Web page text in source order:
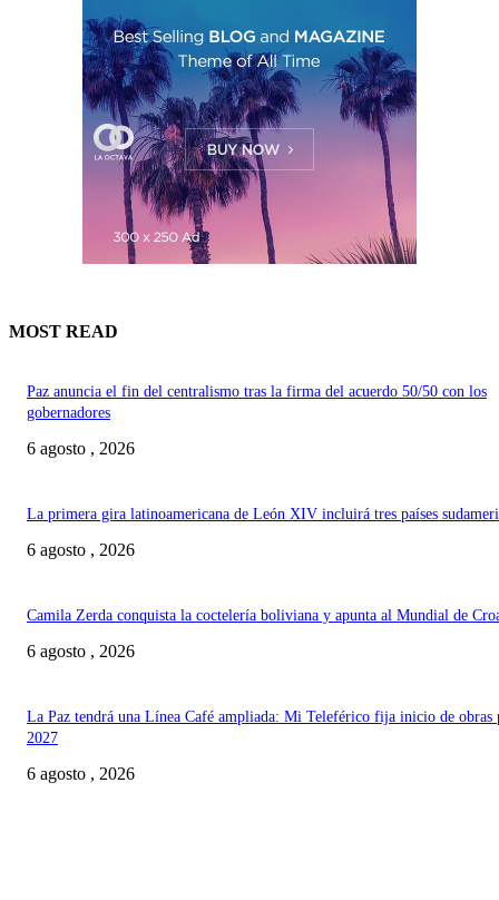
MOST READ
Paz anuncia el fin del centralismo tras la firma del acuerdo 50/50 con los
gobernadores
6 agosto , 2026
La primera gira latinoamericana de León XIV incluirá tres países
6 agosto , 2026
Camila Zerda conquista la coctelería boliviana y apunta al Mundial de
6 agosto , 2026
La Paz tendrá una Línea Café ampliada: Mi Teleférico fija inicio de obras
2027
6 agosto , 2026